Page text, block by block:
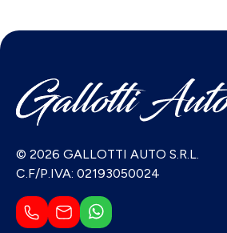
© 2026 GALLOTTI AUTO S.R.L.
C.F/P.IVA: 02193050024